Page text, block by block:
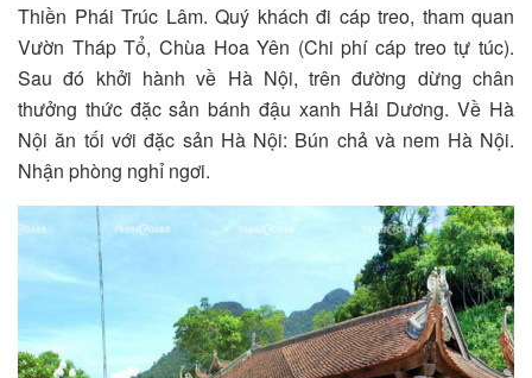
Thiền Phái Trúc Lâm. Quý khách đi cáp treo, tham quan
Vườn Tháp Tổ, Chùa Hoa Yên (Chi phí cáp treo tự túc).
Sau đó khởi hành về Hà Nội, trên đường dừng chân
thưởng thức đặc sản bánh đậu xanh Hải Dương. Về Hà
Nội ăn tối với đặc sản Hà Nội: Bún chả và nem Hà Nội.
Nhận phòng nghỉ ngơi.